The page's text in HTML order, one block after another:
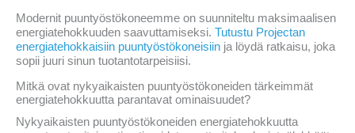
Modernit puuntyöstökoneemme on suunniteltu maksimaalisen
energiatehokkuuden saavuttamiseksi. Tutustu Projectan
energiatehokkaisiin puuntyöstökoneisiin ja löydä ratkaisu, joka
sopii juuri sinun tuotantotarpeisiisi.
Mitkä ovat nykyaikaisten puuntyöstökoneiden tärkeimmät
energiatehokkuutta parantavat ominaisuudet?
Nykyaikaisten puuntyöstökoneiden energiatehokkuutta